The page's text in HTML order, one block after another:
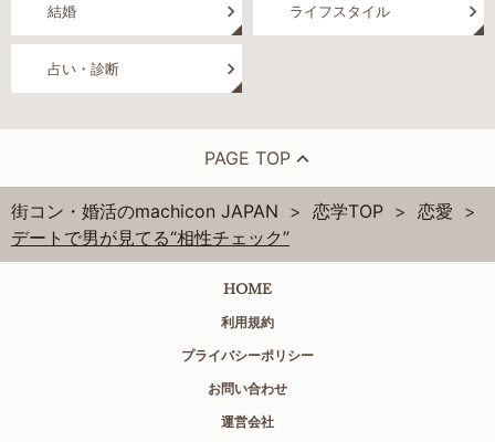
結婚 ライフスタイル
占い・診断
PAGE TOP
街コン・婚活のmachicon JAPAN 恋学TOP
恋愛
デートで男が見てる“相性チェック”
HOME
利用規約
プライバシーポリシー
お問い合わせ
運営会社